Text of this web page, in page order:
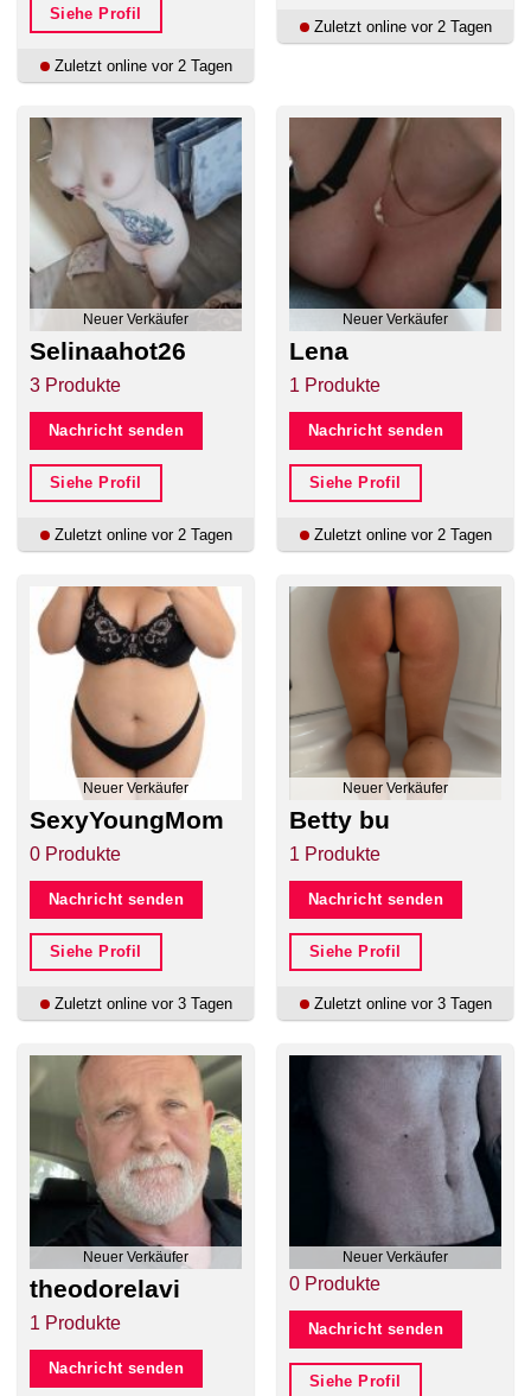
Siehe Profil
Zuletzt online vor 2 Tagen
Zuletzt online vor 2 Tagen
Neuer Verkäufer
Selinaahot26
3 Produkte
Nachricht senden
Siehe Profil
Zuletzt online vor 2 Tagen
Neuer Verkäufer
Lena
1 Produkte
Nachricht senden
Siehe Profil
Zuletzt online vor 2 Tagen
Neuer Verkäufer
SexyYoungMom
0 Produkte
Nachricht senden
Siehe Profil
Zuletzt online vor 3 Tagen
Neuer Verkäufer
Betty bu
1 Produkte
Nachricht senden
Siehe Profil
Zuletzt online vor 3 Tagen
Neuer Verkäufer
theodorelavi
1 Produkte
Nachricht senden
Neuer Verkäufer
0 Produkte
Nachricht senden
Siehe Profil